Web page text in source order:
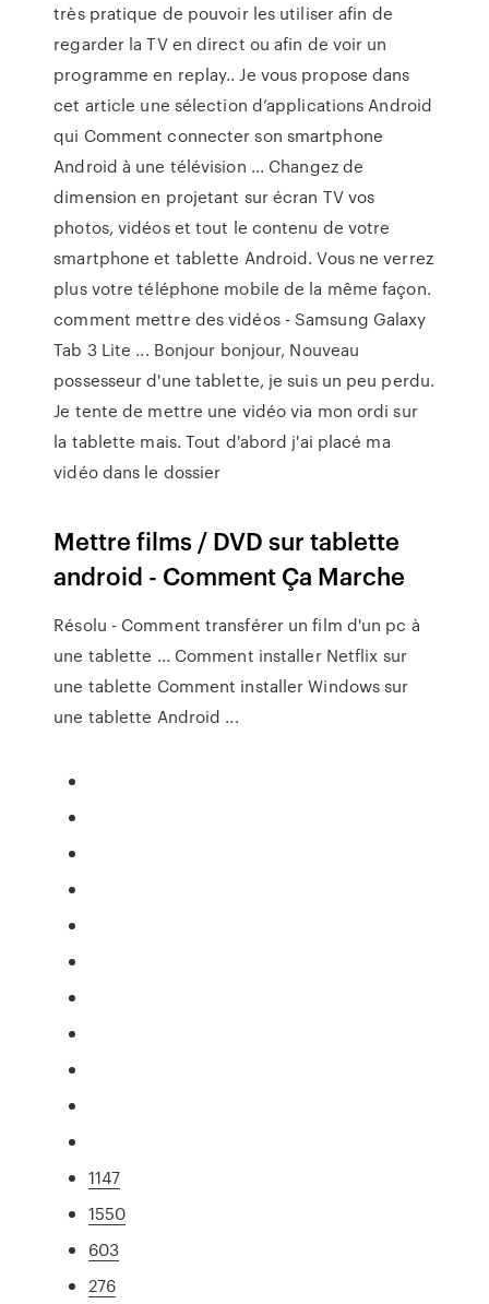
très pratique de pouvoir les utiliser afin de
regarder la TV en direct ou afin de voir un
programme en replay.. Je vous propose dans
cet article une sélection d’applications Android
qui Comment connecter son smartphone
Android à une télévision ... Changez de
dimension en projetant sur écran TV vos
photos, vidéos et tout le contenu de votre
smartphone et tablette Android. Vous ne verrez
plus votre téléphone mobile de la même façon.
comment mettre des vidéos - Samsung Galaxy
Tab 3 Lite ... Bonjour bonjour, Nouveau
possesseur d'une tablette, je suis un peu perdu.
Je tente de mettre une vidéo via mon ordi sur
la tablette mais. Tout d'abord j'ai placé ma
vidéo dans le dossier
Mettre films / DVD sur tablette
android - Comment Ça Marche
Résolu - Comment transférer un film d'un pc à
une tablette ... Comment installer Netflix sur
une tablette Comment installer Windows sur
une tablette Android ...
1147
1550
603
276